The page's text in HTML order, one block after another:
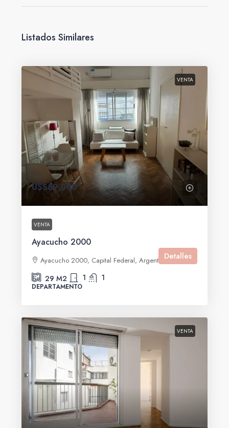
Listados Similares
VENTA
U$S89,000
VENTA
Ayacucho 2000
Ayacucho 2000, Capital Federal, Argentina
29 M2 1 1
DEPARTAMENTO
Detalles
VENTA